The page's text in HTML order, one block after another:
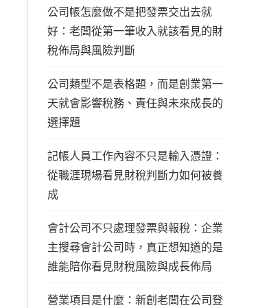
公司帳怎麼做不是把發票交出去就
好：老闆從第一筆收入就該看見的財
稅佈局與風險判斷
公司類型不是表格題，而是創業第一
天就會影響稅務、責任與未來成長的
選擇題
記帳人員工作內容不只是輸入憑證：
從職涯現場看見財稅判斷力如何被養
成
會計公司不只處理發票與報稅：企業
主搜尋會計公司時，真正想知道的是
誰能陪你看見財稅風險與成長佈局
營業項目是什麼：新創老闆在公司登